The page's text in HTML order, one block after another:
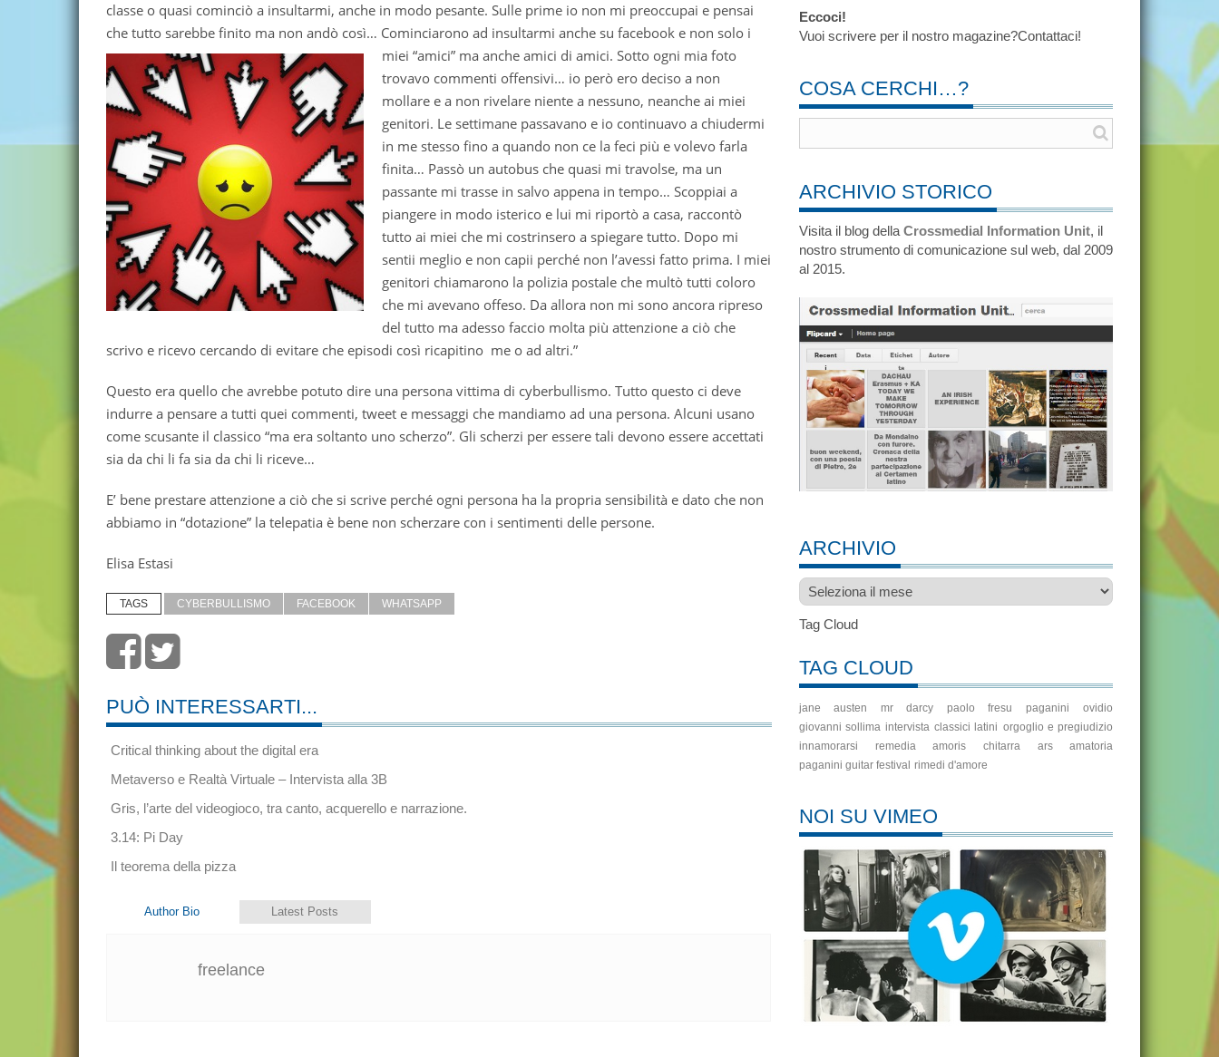
classe o quasi cominciò a insultarmi, anche in modo pesante. Sulle prime io non mi preoccupai e pensai
che tutto sarebbe finito ma non andò così… Cominciarono ad insultarmi anche su facebook e non solo i
miei “amici” ma anche amici di amici. Sotto ogni mia foto
trovavo commenti offensivi… io però ero deciso a non
mollare e a non rivelare niente a nessuno, neanche ai miei
genitori. Le settimane passavano e io continuavo a chiudermi
in me stesso fino a quando non ce la feci più e volevo farla
finita… Passò un autobus che quasi mi travolse, ma un
passante mi trasse in salvo appena in tempo… Scoppiai a
piangere in modo isterico e lui mi riportò a casa, raccontò
tutto ai miei che mi costrinsero a spiegare tutto. Dopo mi
sentii meglio e non capii perché non l’avessi fatto prima. I miei
genitori chiamarono la polizia postale che multò tutti coloro
che mi avevano offeso. Da allora non mi sono ancora ripreso
del tutto ma adesso faccio molta più attenzione a ciò che
scrivo e ricevo cercando di evitare che episodi così ricapitino me o ad altri.”
Questo era quello che avrebbe potuto dire una persona vittima di cyberbullismo. Tutto questo ci deve
indurre a pensare a tutti quei commenti, tweet e messaggi che mandiamo ad una persona. Alcuni usano
come scusante il classico “ma era soltanto uno scherzo”. Gli scherzi per essere tali devono essere accettati
sia da chi li fa sia da chi li riceve…
E’ bene prestare attenzione a ciò che si scrive perché ogni persona ha la propria sensibilità e dato che non
abbiamo in “dotazione” la telepatia è bene non scherzare con i sentimenti delle persone.
Elisa Estasi
TAGS CYBERBULLISMO FACEBOOK WHATSAPP
PUÒ INTERESSARTI...
Critical thinking about the digital era
Metaverso e Realtà Virtuale – Intervista alla 3B
Gris, l’arte del videogioco, tra canto, acquerello e narrazione.
3.14: Pi Day
Il teorema della pizza
Author Bio Latest Posts
freelance
Eccoci!
Vuoi scrivere per il nostro magazine?Contattaci!
COSA CERCHI…?
ARCHIVIO STORICO
Visita il blog della Crossmedial Information Unit, il
nostro strumento di comunicazione sul web, dal 2009
al 2015.
ARCHIVIO
Archivio
Tag Cloud
TAG CLOUD
jane austen mr darcy paolo fresu paganini
ovidio
giovanni sollima intervista classici latini orgoglio e pregiudizio
innamorarsi
remedia amoris chitarra
ars amatoria
paganini guitar festival rimedi d'amore
NOI SU VIMEO